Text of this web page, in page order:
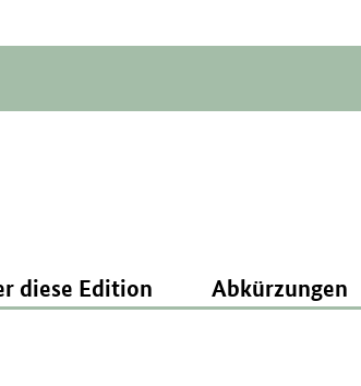
diese Edition Abkürzungen